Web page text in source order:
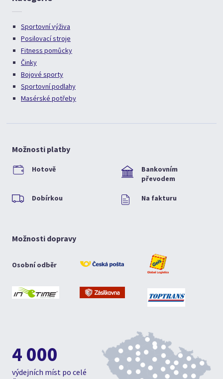
Sportovní výživa
Posilovací stroje
Fitness pomůcky
Činky
Bojové sporty
Sportovní podlahy
Masérské potřeby
Možnosti platby
Hotově
Bankovním
převodem
Dobírkou Na fakturu
Možnosti dopravy
Osobní odběr
4 000
výdejních míst po celé